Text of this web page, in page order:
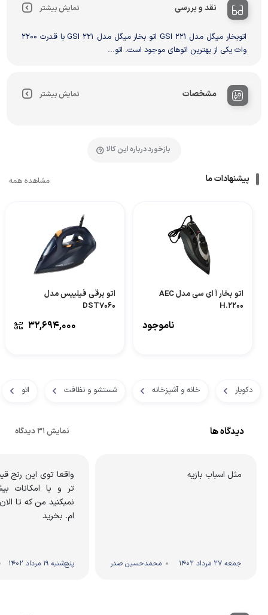
نقد و بررسی نمایش بیشتر
اتوبخار میگل مدل GSI 221 اتو بخار میگل مدل GSI 221 با قدرت 2200
وات یکی از بهترین اتو‌‌‌‌های موجود است. اتو...
مشخصات نمایش بیشتر
بازخورد درباره این کالا
پیشنهادات ما مشاهده همه
اتو بخار آ ای سی مدل AEC
H.2200
ناموجود
اتو برقی فیلیپس مدل
DST7060
۳۲,۶۹۴,۰۰۰
دکویار خانه و آشپزخانه شستشو و نظافت اتو
دیدگاه ها نمایش 31 دیدگاه
مثل اسباب بازیه
جمعه 27 مرداد 1402 محمدحسین صدر
واقعا توی این رنج
تر و با امکانات
نمیکنید من که تا
ام. بخرید
پنج‌شنبه 19 مرداد 1402